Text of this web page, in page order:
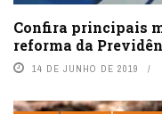
Confira principais
reforma da
14 DE JUNHO DE 2019